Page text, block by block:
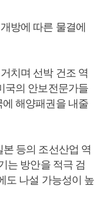
방에 따른 물결에
치며 선박 건조 역
국의 안보전문가들
해양패권을 내줄
본 등의 조선산업 역
는 방안을 적극 검
도 나설 가능성이 높